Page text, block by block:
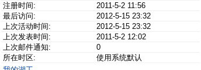
注册时间:
2011-5-2 11:56
最后访问:
2012-5-15 23:32
上次活动时间:
2012-5-15 23:32
上次发表时间:
2011-5-2 12:02
上次邮件通知:
0
所在时区:
使用系统默认